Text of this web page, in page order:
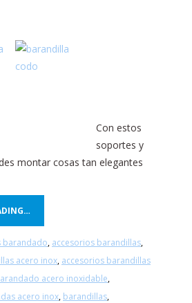
Con estos
soportes y
montar cosas tan elegantes
barandado, accesorios barandillas,
acero inox, accesorios barandillas
acero inoxidable,
acero inox, barandillas,